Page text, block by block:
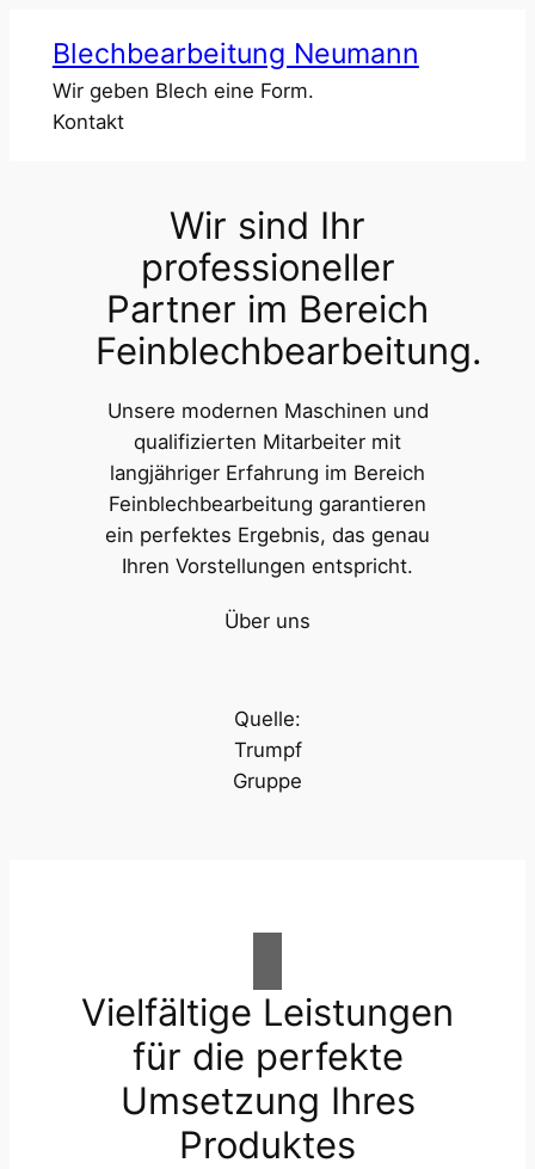
Inhalt
springen
Blechbearbeitung Neumann
Wir geben Blech eine Form.
Kontakt
Wir sind Ihr
professioneller
Partner im Bereich
Feinblechbearbeitung.
Unsere modernen Maschinen und
qualifizierten Mitarbeiter mit
langjähriger Erfahrung im Bereich
Feinblechbearbeitung garantieren
ein perfektes Ergebnis, das genau
Ihren Vorstellungen entspricht.
Über uns
Quelle:
Trumpf
Gruppe
Vielfältige Leistungen
für die perfekte
Umsetzung Ihres
Produktes